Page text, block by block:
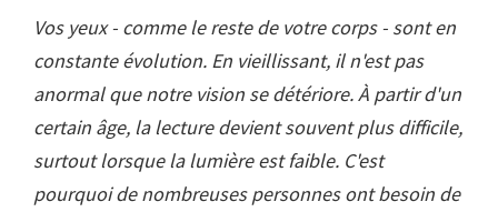
Vos yeux - comme le reste de votre corps - sont en
constante évolution. En vieillissant, il n'est pas
anormal que notre vision se détériore. À partir d'un
certain âge, la lecture devient souvent plus difficile,
surtout lorsque la lumière est faible. C'est
pourquoi de nombreuses personnes ont besoin de